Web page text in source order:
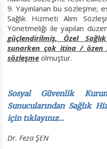
Yayınlanan bu sözleşme;
Sağlık Hizmeti Alım
Yönetmeliği ile yapılan
güçlendirilmiş, Özel
sunarken çok itina /
sözleşme olmuştur.
Sosyal Güvenlik
Sunucularından Sağlık
için tıklayınız…
Dr. Feza ŞEN